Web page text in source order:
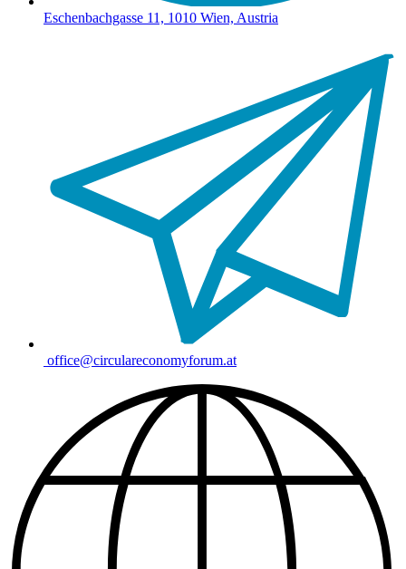
Eschenbachgasse 11, 1010 Wien, Austria
office@circulareconomyforum.at